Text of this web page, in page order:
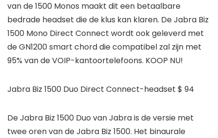
van de 1500 Monos maakt dit een betaalbare
bedrade headset die de klus kan klaren. De Jabra Biz
1500 Mono Direct Connect wordt ook geleverd met
de GN1200 smart chord die compatibel zal zijn met
95% van de VOIP-kantoortelefoons. KOOP NU!
Jabra Biz 1500 Duo Direct Connect-headset $ 94
De Jabra Biz 1500 Duo van Jabra is de versie met
twee oren van de Jabra Biz 1500. Het binaurale